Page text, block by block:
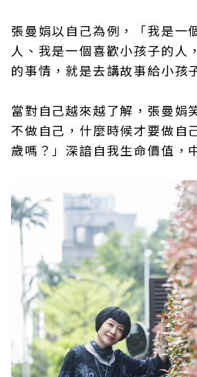
張曼娟以自己為例，「我是一
人、我是一個喜歡小孩子的人
的事情，就是去講故事給小孩
當對自己越來越了解，張曼娟
不做自己，什麼時候才要做自
歲嗎？」深諳自我生命價值，